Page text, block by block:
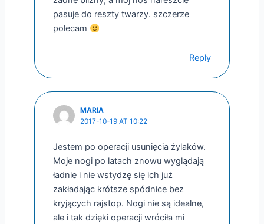
pasuje do reszty twarzy. szczerze
polecam
Reply
MARIA
2017-10-19 AT 10:22
Jestem po operacji usunięcia żylaków.
Moje nogi po latach znowu wyglądają
ładnie i nie wstydzę się ich już
zakładając krótsze spódnice bez
kryjących rajstop. Nogi nie są idealne,
ale i tak dzięki operacji wróciła mi